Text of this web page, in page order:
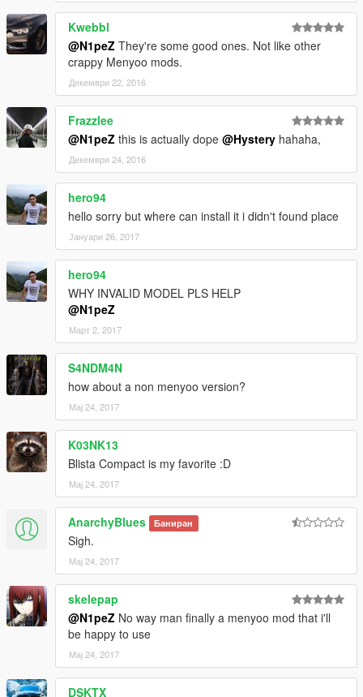
Kwebbl
@N1peZ They're some good ones. Not like other
crappy Menyoo mods.
Декември 22, 2016
Frazzlee
@N1peZ this is actually dope @Hystery hahaha,
Декември 24, 2016
hero94
hello sorry but where can install it i didn't found place
Јануари 26, 2017
hero94
WHY INVALID MODEL PLS HELP
@N1peZ
Март 2, 2017
S4NDM4N
how about a non menyoo version?
Мај 24, 2017
K03NK13
Blista Compact is my favorite :D
Мај 24, 2017
AnarchyBlues Баниран
Sigh.
Мај 24, 2017
skelepap
@N1peZ No way man finally a menyoo mod that i'll
be happy to use
Мај 24, 2017
DSKTX